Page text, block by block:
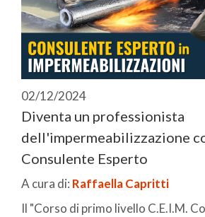
02/12/2024
Diventa un professionista
dell'impermeabilizzazione
Consulente Esperto
A cura di: Raffaella Capritti
Il "Corso di primo livello C.E.I.M.